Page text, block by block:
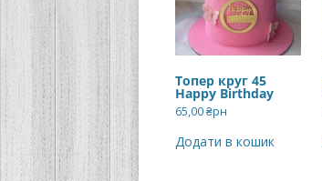
Топер круг 45
Happy Birthday
65,00₴рн
Додати в кошик